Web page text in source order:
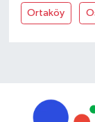
Ortaköy